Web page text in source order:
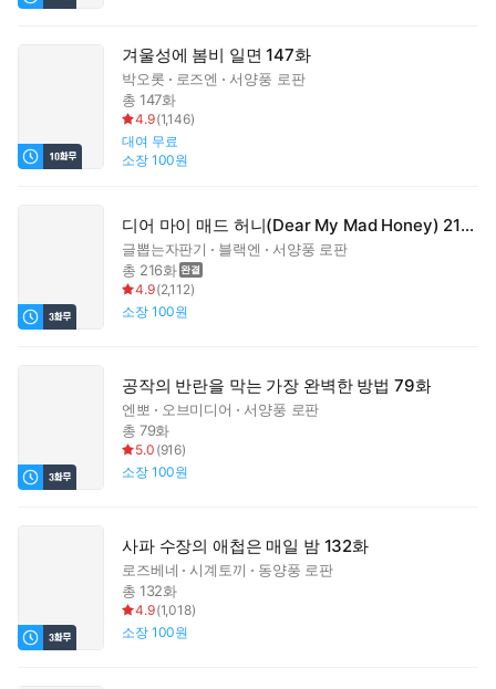
겨울성에 봄비 일면 147화
박오롯 로즈엔
서양풍 로판
총 147화
4.9(1,146)
대여 무료
소장 100원
디어 마이 매드 허니(Dear My Mad Honey) 216화 (완결)
글뽑는자판기 블랙엔
서양풍 로판
총 216화
4.9(2,112)
소장 100원
공작의 반란을 막는 가장 완벽한 방법 79화
엔뽀 오브미디어
서양풍 로판
총 79화
5.0 (916)
소장 100원
사파 수장의 애첩은 매일 밤 132화
로즈베네 시계토끼
동양풍 로판
총 132화
4.9(1,018)
소장 100원